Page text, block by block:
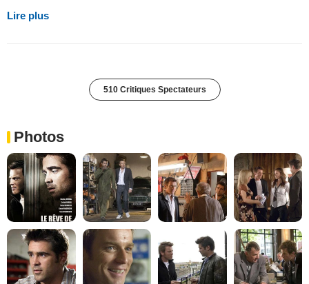
Lire plus
510 Critiques Spectateurs
Photos